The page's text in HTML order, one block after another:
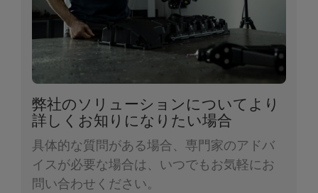
弊社のソリューションについてより
詳しくお知りになりたい場合
具体的な質問がある場合、専門家のアドバ
イスが必要な場合は、いつでもお気軽にお
問い合わせください。